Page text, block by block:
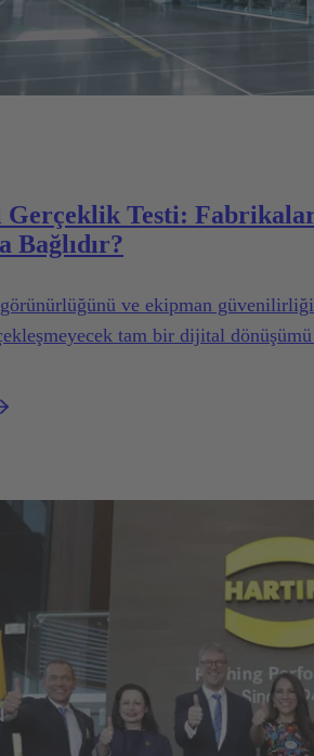
Testi:
Bağlıdır?
ve ekipman
tam bir dijital